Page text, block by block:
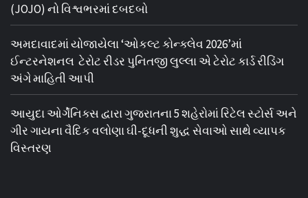
(JOJO) નો વિશ્વભરમાં દબદબો
અમદાવાદમાં યોજાયેલા ‘ઓકલ્ટ કોન્ક્લેવ 2026’માં
ઈન્ટરનેશનલ ટેરોટ રીડર પુનિતજી લુલ્લા એ ટેરોટ કાર્ડ રીડિંગ
અંગે માહિતી આપી
આયુદા ઓર્ગેનિક્સ દ્વારા ગુજરાતના 5 શહેરોમાં રિટેલ સ્ટોર્સ અને
ગીર ગાયના વૈદિક વલોણા ઘી-દૂધની શુદ્ધ સેવાઓ સાથે વ્યાપક
વિસ્તરણ